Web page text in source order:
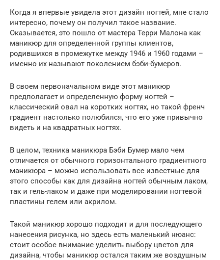
Когда я впервые увидела этот дизайн ногтей, мне стало
интересно, почему он получил такое название.
Оказывается, это пошло от мастера Терри Малона как
маникюр для определенной группы клиентов,
родившихся в промежутке между 1946 и 1960 годами –
именно их называют поколением бэби-бумеров.
В своем первоначальном виде этот маникюр
предполагает и определенную форму ногтей –
классический овал на коротких ногтях, но такой френч
градиент настолько полюбился, что его уже привычно
видеть и на квадратных ногтях.
В целом, техника маникюра Бэби Бумер мало чем
отличается от обычного горизонтального градиентного
маникюра – можно использовать все известные для
этого способы как для дизайна ногтей обычным лаком,
так и гель-лаком и даже при моделировании ногтевой
пластины гелем или акрилом.
Такой маникюр хорошо подходит и для последующего
нанесения рисунка, но здесь есть маленький нюанс:
стоит особое внимание уделить выбору цветов для
дизайна, чтобы маникюр остался таким же воздушным